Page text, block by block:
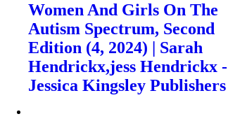
Women And Girls On The
Autism Spectrum, Second
Edition (4, 2024) | Sarah
Hendrickx,jess Hendrickx -
Jessica Kingsley Publishers